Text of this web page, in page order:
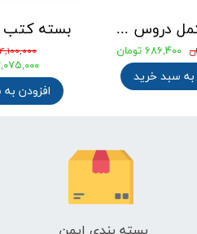
۴,۱۰۰,۰۰۰ تومان
۳,۰۷۵,۰۰۰
افزودن
کتاب مکمل دروس حیطه عمومی ویژه آزمون استخدامی آموزش و پرورش 1405 نشر چهارخونه
۶۸۶,۴۰۰ تومان
به سبد خرید